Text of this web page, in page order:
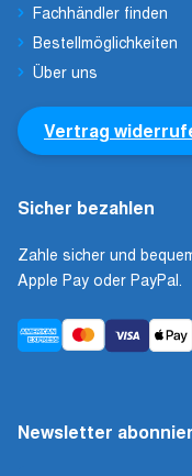
Fachhändler finden
Bestellmöglichkeiten
Über uns
Vertrag
Sicher bezahlen
Zahle sicher und
Apple Pay oder PayPal.
Newsletter